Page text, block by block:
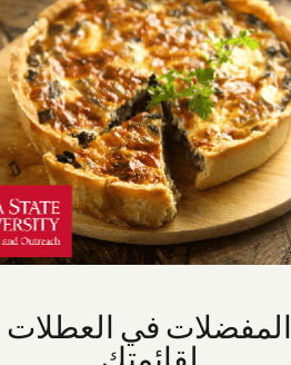
المفضلات في العطلات